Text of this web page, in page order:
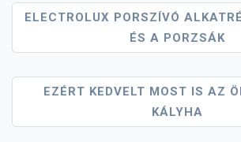
Bejegyzés
Navigáció
ELECTROLUX PORSZÍVÓ
ÉS A PORZSÁK
EZÉRT KEDVELT MOST IS AZ
KÁLYHA